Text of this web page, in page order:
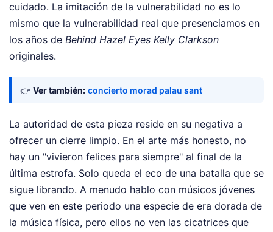
cuidado. La imitación de la vulnerabilidad no es lo
mismo que la vulnerabilidad real que presenciamos en
los años de Behind Hazel Eyes Kelly Clarkson
originales.
👉 Ver también: concierto morad palau sant
La autoridad de esta pieza reside en su negativa a
ofrecer un cierre limpio. En el arte más honesto, no
hay un "vivieron felices para siempre" al final de la
última estrofa. Solo queda el eco de una batalla que se
sigue librando. A menudo hablo con músicos jóvenes
que ven en este periodo una especie de era dorada de
la música física, pero ellos no ven las cicatrices que